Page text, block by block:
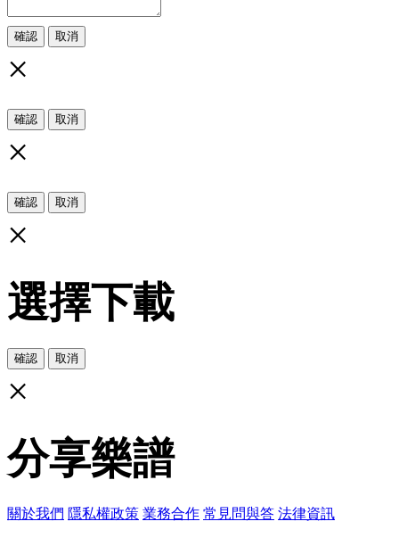
確認 取消
×
確認 取消
×
確認 取消
×
選擇下載
確認 取消
×
分享樂譜
關於我們 隱私權政策 業務合作 常見問與答 法律資訊